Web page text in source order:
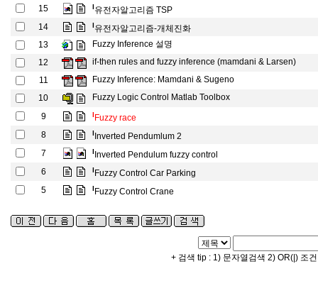
15
l유전자알고리즘 TSP
14
l유전자알고리즘-개체진화
13
Fuzzy Inference 설명
12
if-then rules and fuzzy inference (mamdani & Larsen)
11
Fuzzy Inference: Mamdani & Sugeno
10
Fuzzy Logic Control Matlab Toolbox
9
l Fuzzy race
8
l Inverted Pendumlum 2
7
l Inverted Pendulum fuzzy control
6
l Fuzzy Control Car Parking
5
l Fuzzy Control Crane
+ 검색 tip : 1) 문자열검색 2) OR(|) 조